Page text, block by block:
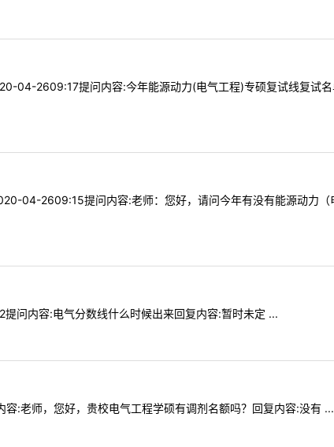
04-2609:17提问内容:今年能源动力(电气工程)专硕复试线复试
04-2609:15提问内容:老师：您好，请问今年有没有能源动力（
问内容:电气分数线什么时候出来回复内容:暂时未定 ...
:老师，您好，贵校电气工程学硕有调剂名额吗？回复内容:没有 ...